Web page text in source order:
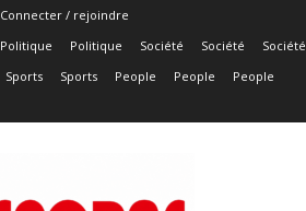
Connecter / rejoindre
Politique Politique Société Société Société
Sports Sports People People People